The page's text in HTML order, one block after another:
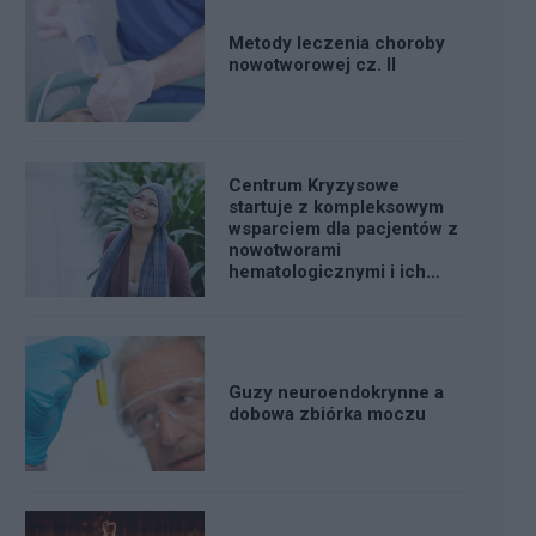
Metody leczenia choroby
nowotworowej cz. II
Centrum Kryzysowe
startuje z kompleksowym
wsparciem dla pacjentów z
nowotworami
hematologicznymi i ich
Guzy neuroendokrynne a
dobowa zbiórka moczu